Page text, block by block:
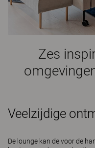
Zes
Veelzijdige
De lounge kan de voor de